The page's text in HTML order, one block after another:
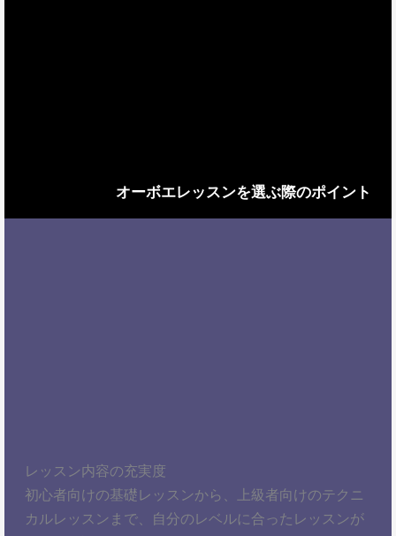
オーボエレッスンを選ぶ際のポイント
レッスン内容の充実度
初心者向けの基礎レッスンから、上級者向けのテクニ
カルレッスンまで、自分のレベルに合ったレッスンが